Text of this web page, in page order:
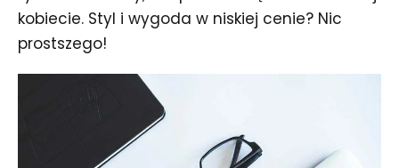
kobiecie. Styl i wygoda w niskiej cenie? Nic
prostszego!